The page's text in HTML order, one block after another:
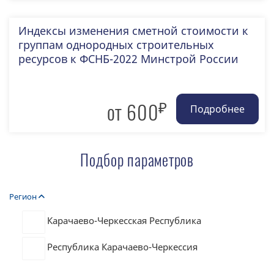
Подбор параметров
Регион
Карачаево-Черкесская Республика
Республика Карачаево-Черкессия
Индексы изменения сметной стоимости к
группам однородных строительных
ресурсов к ФСНБ-2022 Минстрой России
от 600₽